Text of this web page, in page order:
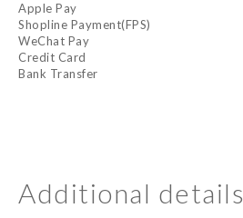
Apple Pay
Shopline Payment(FPS)
WeChat Pay
Credit Card
Bank Transfer
Additional details